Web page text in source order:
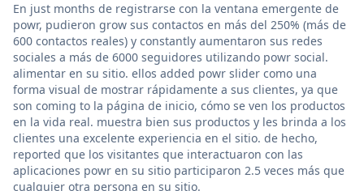
En just months de registrarse con la ventana emergente de
powr, pudieron grow sus contactos en más del 250% (más de
600 contactos reales) y constantly aumentaron sus redes
sociales a más de 6000 seguidores utilizando powr social.
alimentar en su sitio. ellos added powr slider como una
forma visual de mostrar rápidamente a sus clientes, ya que
son coming to la página de inicio, cómo se ven los productos
en la vida real. muestra bien sus productos y les brinda a los
clientes una excelente experiencia en el sitio. de hecho,
reported que los visitantes que interactuaron con las
aplicaciones powr en su sitio participaron 2.5 veces más que
cualquier otra persona en su sitio.